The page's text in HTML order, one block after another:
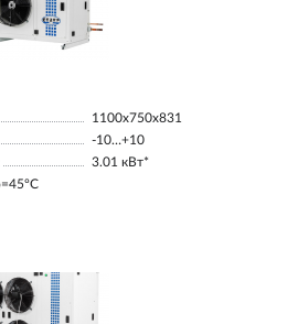
1100х750х831
-10…+10
3.01 кВт*